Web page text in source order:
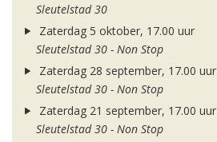
Sleutelstad 30
Zaterdag 5 oktober, 17.00 uur
Sleutelstad 30 - Non Stop
Zaterdag 28 september, 17.00 uur
Sleutelstad 30 - Non Stop
Zaterdag 21 september, 17.00 uur
Sleutelstad 30 - Non Stop